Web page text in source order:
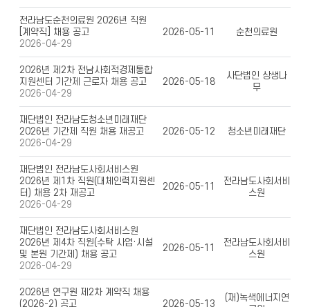
전라남도순천의료원 2026년 직원
[계약직] 채용 공고
2026-04-29
2026-05-11 순천의료원
2026년 제2차 전남사회적경제통합
지원센터 기간제 근로자 채용 공고
2026-04-29
2026-05-18
사단법인 상생나
무
재단법인 전라남도청소년미래재단
2026년 기간제 직원 채용 재공고
2026-04-29
2026-05-12 청소년미래재단
재단법인 전라남도사회서비스원
2026년 제1차 직원(대체인력지원센
터) 채용 2차 재공고
2026-04-29
2026-05-11
전라남도사회서비
스원
재단법인 전라남도사회서비스원
2026년 제4차 직원(수탁 사업·시설
및 본원 기간제) 채용 공고
2026-04-29
2026-05-11
전라남도사회서비
스원
2026년 연구원 제2차 계약직 채용
(2026-2) 공고
2026-05-13
(재)녹색에너지연